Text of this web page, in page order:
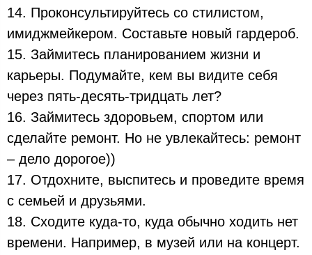
14. Проконсультируйтесь со стилистом,
имиджмейкером. Составьте новый гардероб.
15. Займитесь планированием жизни и
карьеры. Подумайте, кем вы видите себя
через пять-десять-тридцать лет?
16. Займитесь здоровьем, спортом или
сделайте ремонт. Но не увлекайтесь: ремонт
– дело дорогое))
17. Отдохните, выспитесь и проведите время
с семьей и друзьями.
18. Сходите куда-то, куда обычно ходить нет
времени. Например, в музей или на концерт.